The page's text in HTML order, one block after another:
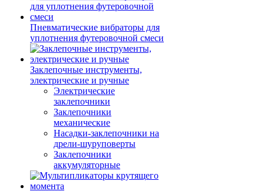
Пневматические вибраторы для
уплотнения футеровочной смеси
Заклепочные инструменты,
электрические и ручные
Электрические
заклепочники
Заклепочники
механические
Насадки-заклепочники на
дрели-шуруповерты
Заклепочники
аккумуляторные